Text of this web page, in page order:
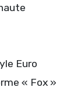
Euro
« Fox »